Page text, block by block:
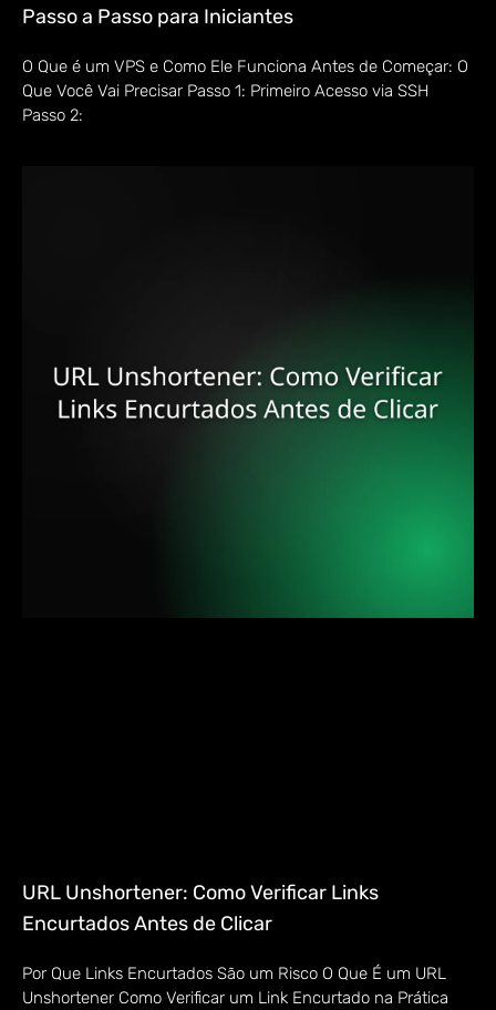
Passo a Passo para Iniciantes
O Que é um VPS e Como Ele Funciona Antes de Começar: O
Que Você Vai Precisar Passo 1: Primeiro Acesso via SSH
Passo 2:
URL Unshortener: Como Verificar Links
Encurtados Antes de Clicar
Por Que Links Encurtados São um Risco O Que É um URL
Unshortener Como Verificar um Link Encurtado na Prática